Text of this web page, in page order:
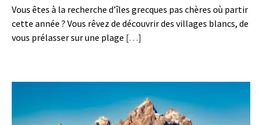
Vous êtes à la recherche d’îles grecques pas chères où partir
cette année ? Vous rêvez de découvrir des villages blancs, de
vous prélasser sur une plage […]